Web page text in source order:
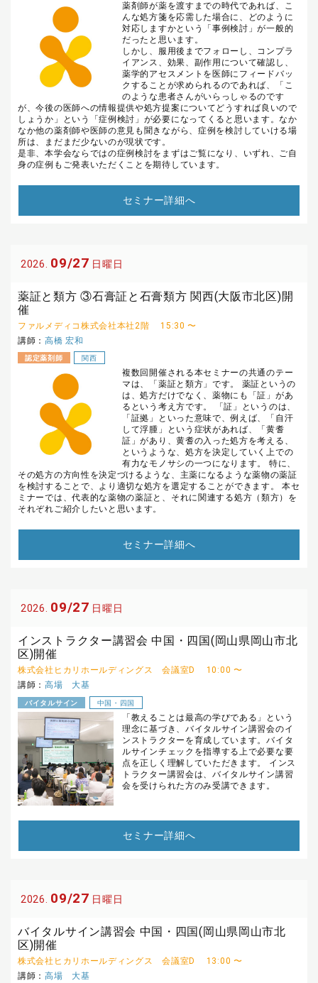
薬剤師が薬を渡すまでの時代であれば、こ
んな処方箋を応需した場合に、どのように
対応しますかという「事例検討」が一般的
だったと思います。
しかし、服用後までフォローし、コンプラ
イアンス、効果、副作用について確認し、
薬学的アセスメントを医師にフィードバッ
クすることが求められるのであれば、「こ
のような患者さんがいらっしゃるのです
が、今後の医師への情報提供や処方提案についてどうすれば良いので
しょうか」という「症例検討」が必要になってくると思います。なか
なか他の薬剤師や医師の意見も聞きながら、症例を検討していける場
所は、まだまだ少ないのが現状です。
是非、本学会ならではの症例検討をまずはご覧になり、いずれ、ご自
身の症例もご発表いただくことを期待しています。
セミナー詳細へ
2026. 09/27 日曜日
薬証と類方 ③石膏証と石膏類方 関西(大阪市北区)開
催
ファルメディコ株式会社本社2階
15:30 〜
講師：高橋 宏和
認定薬剤師 関西
複数回開催される本セミナーの共通のテー
マは、「薬証と類方」です。 薬証というの
は、処方だけでなく、薬物にも「証」があ
るという考え方です。 「証」というのは、
「証拠」といった意味で、例えば、「自汗
して浮腫」という症状があれば、「黄耆
証」があり、黄耆の入った処方を考える、
というような、処方を決定していく上での
有力なモノサシの一つになります。 特に、
その処方の方向性を決定づけるような、主薬になるような薬物の薬証
を検討することで、より適切な処方を選定することができます。 本セ
ミナーでは、代表的な薬物の薬証と、それに関連する処方（類方）を
それぞれご紹介したいと思います。
セミナー詳細へ
2026. 09/27 日曜日
インストラクター講習会 中国・四国(岡山県岡山市北
区)開催
株式会社ヒカリホールディングス 会議室D
10:00 〜
講師：高場 大基
バイタルサイン 中国・四国
「教えることは最高の学びである」という
理念に基づき、バイタルサイン講習会のイ
ンストラクターを育成しています。バイタ
ルサインチェックを指導する上で必要な要
点を正しく理解していただきます。 インス
トラクター講習会は、バイタルサイン講習
会を受けられた方のみ受講できます。
セミナー詳細へ
2026. 09/27 日曜日
バイタルサイン講習会 中国・四国(岡山県岡山市北
区)開催
株式会社ヒカリホールディングス 会議室D
13:00 〜
講師：高場 大基